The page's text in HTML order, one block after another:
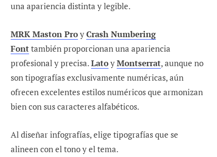
una apariencia distinta y legible.
MRK Maston ProyCrash Numbering
Fonttambién proporcionan una apariencia
profesional y precisa.LatoyMontserrat, aunque no
son tipografías exclusivamente numéricas, aún
ofrecen excelentes estilos numéricos que armonizan
bien con sus caracteres alfabéticos.
Al diseñar infografías, elige tipografías que se
alineen con el tono y el tema.